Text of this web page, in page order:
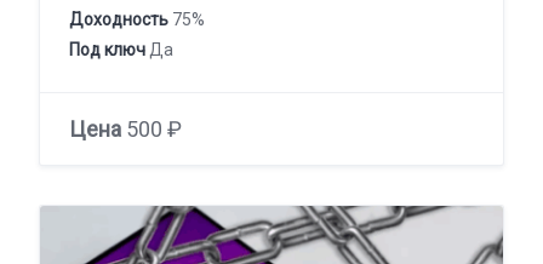
Доходность 75%
Под ключ Да
Цена 500 ₽